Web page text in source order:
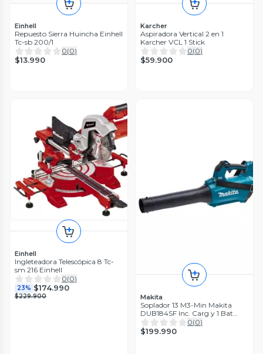
Einhell
Repuesto Sierra Huincha Einhell
Tc-sb 200/1
0(0)
$13.990
Karcher
Aspiradora Vertical 2 en 1
Karcher VCL 1 Stick
0(0)
$59.900
Einhell
Ingleteadora Telescópica 8 Tc-
sm 216 Einhell
0(0)
23% $174.990
$229.900 Makita
Soplador 13 M3-Min Makita
DUB184SF Inc. Carg y 1 Bat
3AH
0(0)
$199.990